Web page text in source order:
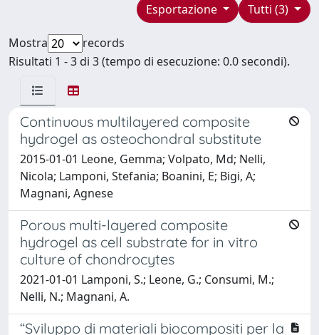
Tutti (3)
Esportazione
Mostra
records
Risultati 1 - 3 di 3 (tempo di esecuzione: 0.0 secondi).
Continuous multilayered composite
hydrogel as osteochondral substitute
2015-01-01 Leone, Gemma; Volpato, Md; Nelli,
Nicola; Lamponi, Stefania; Boanini, E; Bigi, A;
Magnani, Agnese
Porous multi-layered composite
hydrogel as cell substrate for in vitro
culture of chondrocytes
2021-01-01 Lamponi, S.; Leone, G.; Consumi, M.;
Nelli, N.; Magnani, A.
“Sviluppo di materiali biocompositi per la